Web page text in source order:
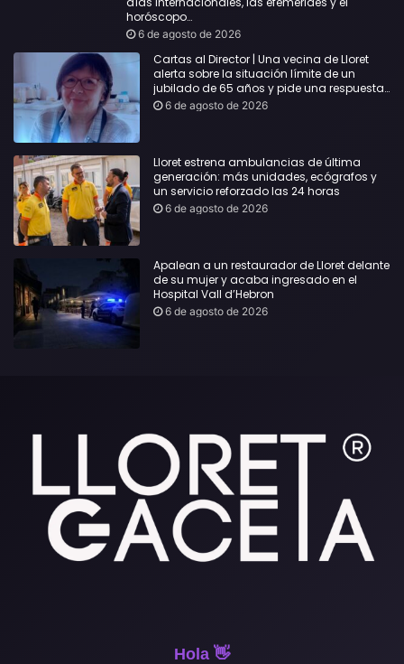
horóscopo…
6 de agosto de 2026
Cartas al Director | Una vecina de Lloret
alerta sobre la situación límite de un
jubilado de 65 años y pide una respuesta
urgente
6 de agosto de 2026
Lloret estrena ambulancias de última
generación: más unidades, ecógrafos y
un servicio reforzado las 24 horas
6 de agosto de 2026
Apalean a un restaurador de Lloret delante
de su mujer y acaba ingresado en el
Hospital Vall d’Hebron
6 de agosto de 2026
Hola 👋